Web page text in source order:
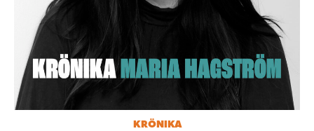
KRÖNIKA